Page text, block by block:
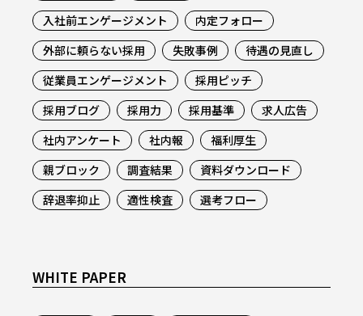
入社前エンゲージメント
内定フォロー
外部に頼らない採用
失敗事例
待遇の見直し
従業員エンゲージメント
採用ピッチ
採用ブログ
採用力 採用基準
求人広告
社内アンケート
社内報
福利厚生
親ブロック
調査結果
資料ダウンロード
辞退率抑止
適性検査 選考フロー
WHITE PAPER